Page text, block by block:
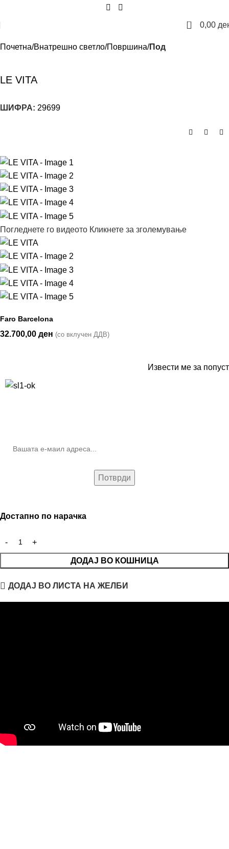
0 0,00
Почетна Внатрешно светло Површина Под
LE VITA
ШИФРА: 29699
Погледнете го видеото Кликнете за зголемување
Faro Barcelona
32.700,00 ден (со вклучен ДДВ)
Извести ме за попуст
Достапно по нарачка
ДОДАЈ ВО КОШНИЦА
ДОДАЈ ВО ЛИСТА НА ЖЕЛБИ